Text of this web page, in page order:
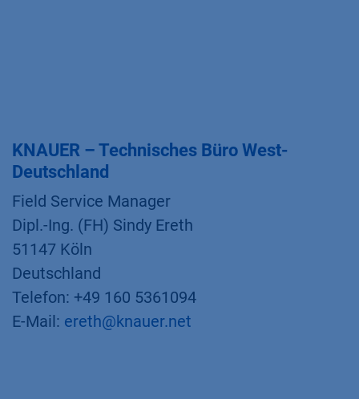
KNAUER – Technisches Büro West-
Deutschland
Field Service Manager
Dipl.-Ing. (FH) Sindy Ereth
51147 Köln
Deutschland
Telefon: +49 160 5361094
E-Mail: ereth@knauer.net